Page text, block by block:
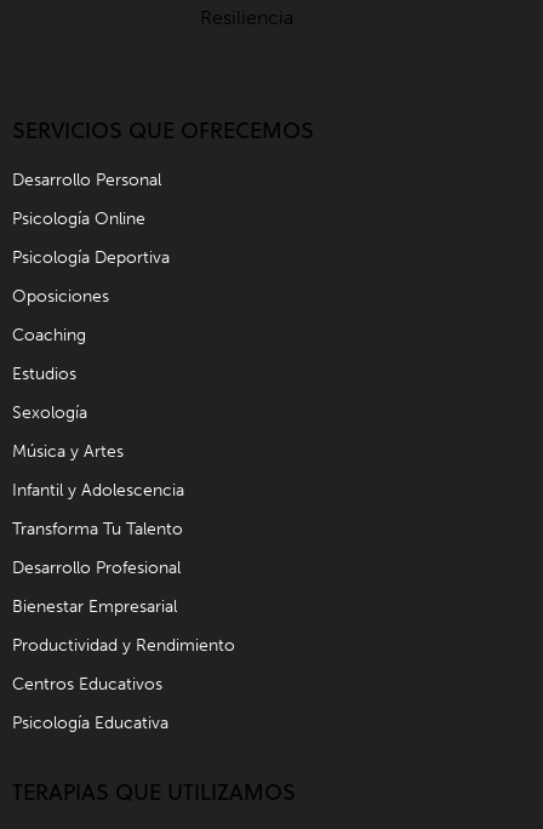
SERVICIOS QUE OFRECEMOS
Desarrollo Personal
Psicología Online
Psicología Deportiva
Oposiciones
Coaching
Estudios
Sexología
Música y Artes
Infantil y Adolescencia
Transforma Tu Talento
Desarrollo Profesional
Bienestar Empresarial
Productividad y Rendimiento
Centros Educativos
Psicología Educativa
TERAPIAS QUE UTILIZAMOS